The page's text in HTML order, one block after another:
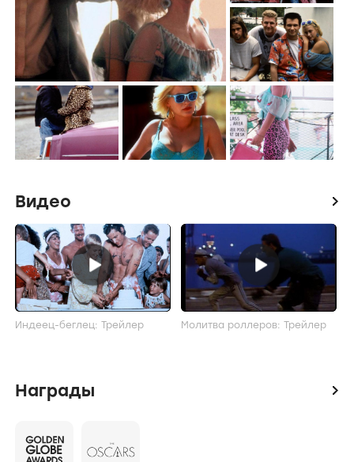
Видео icon
Индеец-беглец: Трейлер Молитва роллеров: Трейлер
Награды icon